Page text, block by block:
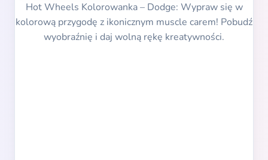
Hot Wheels Kolorowanka – Dodge: Wypraw się w
kolorową przygodę z ikonicznym muscle carem! Pobudź
wyobraźnię i daj wolną rękę kreatywności.